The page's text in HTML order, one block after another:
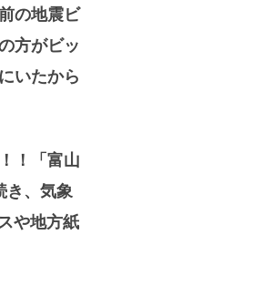
の地震ビ
方がビッ
いたから
！「富山
き、気象
や地方紙